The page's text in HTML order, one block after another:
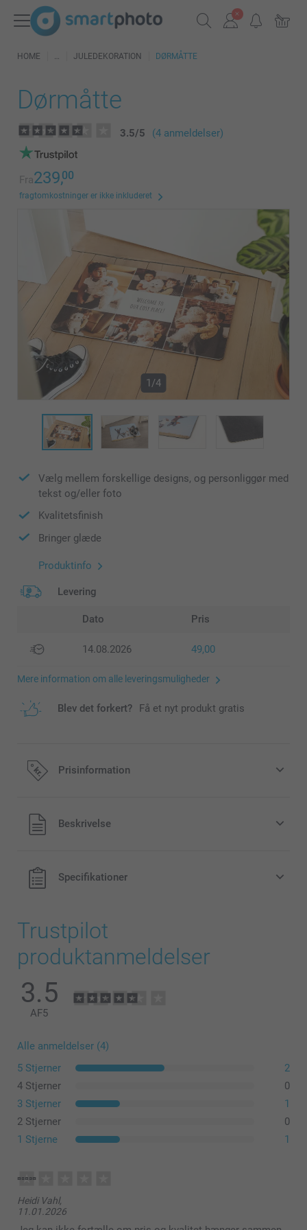
HOME JULEDEKORATION DØRMÅTTE
Dørmåtte
3.5/5 (4 anmeldelser)
Fra239,00
fragtomkostninger er ikke inkluderet
1/4
Vælg mellem forskellige designs, og personliggør med
tekst og/eller foto
Kvalitetsfinish
Bringer glæde
Produktinfo
Levering
Dato Pris
14.08.2026 49,00
Mere information om alle leveringsmuligheder
Blev det forkert? Få et nyt produkt gratis
Prisinformation
Alle priser inklusive moms og uden
forsendelsesomkostninger
Beskrivelse
Specifikationer
Trustpilot
produktanmeldelser
3.5
AF5
Alle anmeldelser (4)
5 Stjerner
2
4 Stjerner
0
3 Stjerner
1
2 Stjerner
0
1 Stjerne
1
Heidi Vahl,
11.01.2026